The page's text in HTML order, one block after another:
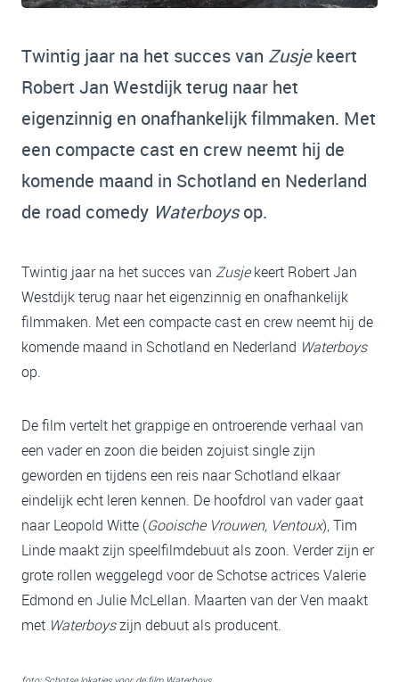
Twintig jaar na het succes van Zusjekeert
Robert Jan Westdijk terug naar het
eigenzinnig en onafhankelijk filmmaken. Met
een compacte cast en crew neemt hij de
komende maand in Schotland en Nederland
de road comedy Waterboysop.
Twintig jaar na het succes van Zusjekeert Robert Jan
Westdijk terug naar het eigenzinnig en onafhankelijk
filmmaken. Met een compacte cast en crew neemt hij de
komende maand in Schotland en Nederland Waterboys
op.
De film vertelt het grappige en ontroerende verhaal van
een vader en zoon die beiden zojuist single zijn
geworden en tijdens een reis naar Schotland elkaar
eindelijk echt leren kennen. De hoofdrol van vader gaat
naar Leopold Witte (Gooische Vrouwen, Ventoux), Tim
Linde maakt zijn speelfilmdebuut als zoon. Verder zijn er
grote rollen weggelegd voor de Schotse actrices Valerie
Edmond en Julie McLellan. Maarten van der Ven maakt
met Waterboyszijn debuut als producent.